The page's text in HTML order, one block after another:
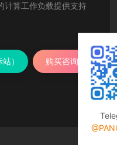
计算工作负载提供支持
） 购买咨询